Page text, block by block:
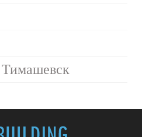
Тимашевск